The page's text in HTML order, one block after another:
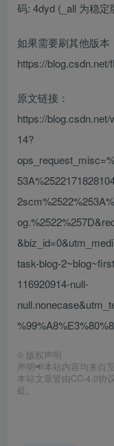
码: 4dyd (_all 为稳
如果需要刷其他版本
https://
原文链接：
https://
14?
task-blog-
116920914-null-
© 版权声明
声明📢本站内容均来自
本站文章皆由CC-4.0协
处。